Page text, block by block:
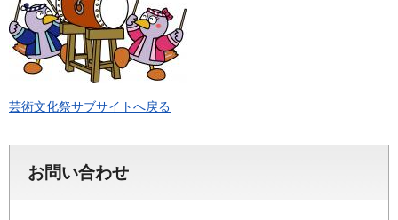
芸術文化祭サブサイトへ戻る
お問い合わせ